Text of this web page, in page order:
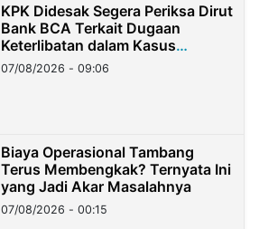
KPK Didesak Segera Periksa Dirut
Bank BCA Terkait Dugaan
Keterlibatan dalam Kasus
Hilangnya Dana Nasabah Rp2,58
Miliar
07/08/2026 - 09:06
Biaya Operasional Tambang
Terus Membengkak? Ternyata Ini
yang Jadi Akar Masalahnya
07/08/2026 - 00:15